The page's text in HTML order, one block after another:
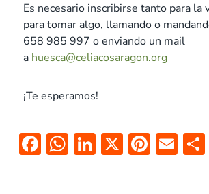
Es necesario inscribirse tanto para la
para tomar algo, llamando o
658 985 997 o enviando un mail
a huesca@celiacosaragon.org
¡Te esperamos!
F W Li X Pi E